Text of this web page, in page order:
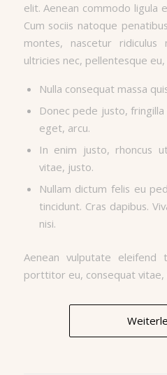
elit. Aenean commodo ligula
Cum sociis natoque
montes, nascetur
ultricies nec, pellentesque
Nulla consequat massa
Donec pede justo,
eget, arcu.
In enim justo, rhoncus
vitae, justo.
Nullam dictum felis eu
tincidunt. Cras dapibus.
nisi.
Aenean vulputate eleifend
porttitor eu, consequat vitae,